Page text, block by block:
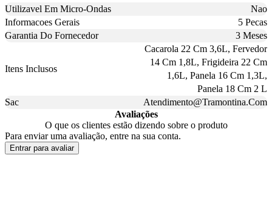
Utilizavel Em Micro-Ondas
Nao
Informacoes Gerais
5 Pecas
Garantia Do Fornecedor
3 Meses
Itens Inclusos
Cacarola 22 Cm 3,6L, Fervedor
14 Cm 1,8L, Frigideira 22 Cm
1,6L, Panela 16 Cm 1,3L,
Panela 18 Cm 2 L
Sac
Atendimento@Tramontina.Com
Avaliações
O que os clientes estão dizendo sobre o produto
Para enviar uma avaliação, entre na sua conta.
Entrar para avaliar